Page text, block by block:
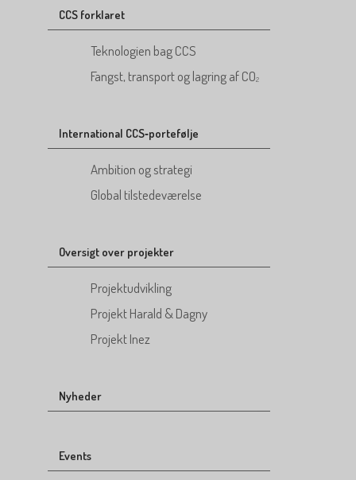
CCS forklaret
Teknologien bag CCS
Fangst, transport og lagring af CO2
International CCS‑portefølje
Ambition og strategi
Global tilstedeværelse
Oversigt over projekter
Projektudvikling
Projekt Harald & Dagny
Projekt Inez
Nyheder
Events